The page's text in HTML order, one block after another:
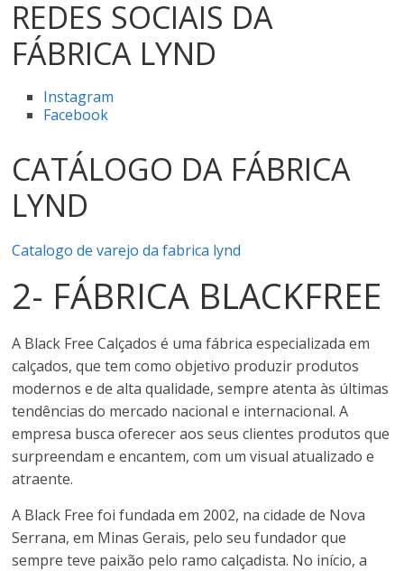
REDES SOCIAIS DA
FÁBRICA LYND
Instagram
Facebook
CATÁLOGO DA FÁBRICA
LYND
Catalogo de varejo da fabrica lynd
2- FÁBRICA BLACKFREE
A Black Free Calçados é uma fábrica especializada em
calçados, que tem como objetivo produzir produtos
modernos e de alta qualidade, sempre atenta às últimas
tendências do mercado nacional e internacional. A
empresa busca oferecer aos seus clientes produtos que
surpreendam e encantem, com um visual atualizado e
atraente.
A Black Free foi fundada em 2002, na cidade de Nova
Serrana, em Minas Gerais, pelo seu fundador que
sempre teve paixão pelo ramo calçadista. No início, a